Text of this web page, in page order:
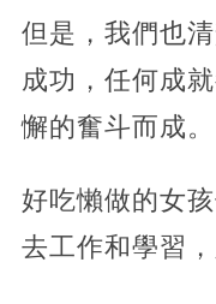
但是，我們也
成功，任何成
懈的奮斗而成。
好吃懶做的女
去工作和學習